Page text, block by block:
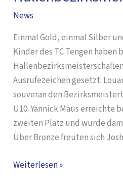
News
Einmal Gold, einmal Silber
Kinder des TC Tengen haben
Ausrufezeichen gesetzt.
souverän den
U10. Yannick Maus erreichte
zweiten Platz und wurde
Über Bronze freuten sich
Hallenbezirksmeisterschaften
Weiterlesen »